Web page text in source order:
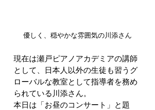
優しく、穏やかな雰囲気の川添さん
現在は瀬戸ピアノアカデミアの講師
として、日本人以外の生徒も習うグ
ローバルな教室として指導者を務め
られている川添さん。
本日は「お昼のコンサート」と題